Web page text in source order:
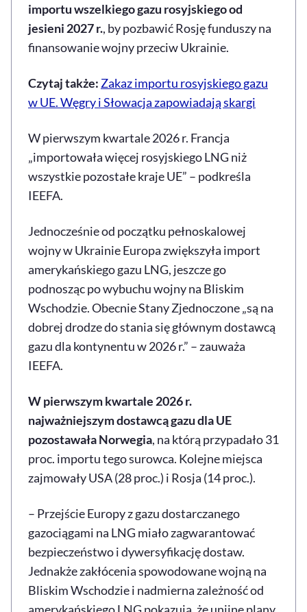
importu wszelkiego gazu rosyjskiego od
jesieni 2027 r., by pozbawić Rosję funduszy na
finansowanie wojny przeciw Ukrainie.
Czytaj także: Zakaz importu rosyjskiego gazu
w UE. Węgry i Słowacja zapowiadają skargi
W pierwszym kwartale 2026 r. Francja
„importowała więcej rosyjskiego LNG niż
wszystkie pozostałe kraje UE” – podkreśla
IEEFA.
Jednocześnie od początku pełnoskalowej
wojny w Ukrainie Europa zwiększyła import
amerykańskiego gazu LNG, jeszcze go
podnosząc po wybuchu wojny na Bliskim
Wschodzie. Obecnie Stany Zjednoczone „są na
dobrej drodze do stania się głównym dostawcą
gazu dla kontynentu w 2026 r.” – zauważa
IEEFA.
W pierwszym kwartale 2026 r.
najważniejszym dostawcą gazu dla UE
pozostawała Norwegia, na którą przypadało 31
proc. importu tego surowca. Kolejne miejsca
zajmowały USA (28 proc.) i Rosja (14 proc.).
– Przejście Europy z gazu dostarczanego
gazociągami na LNG miało zagwarantować
bezpieczeństwo i dywersyfikację dostaw.
Jednakże zakłócenia spowodowane wojną na
Bliskim Wschodzie i nadmierna zależność od